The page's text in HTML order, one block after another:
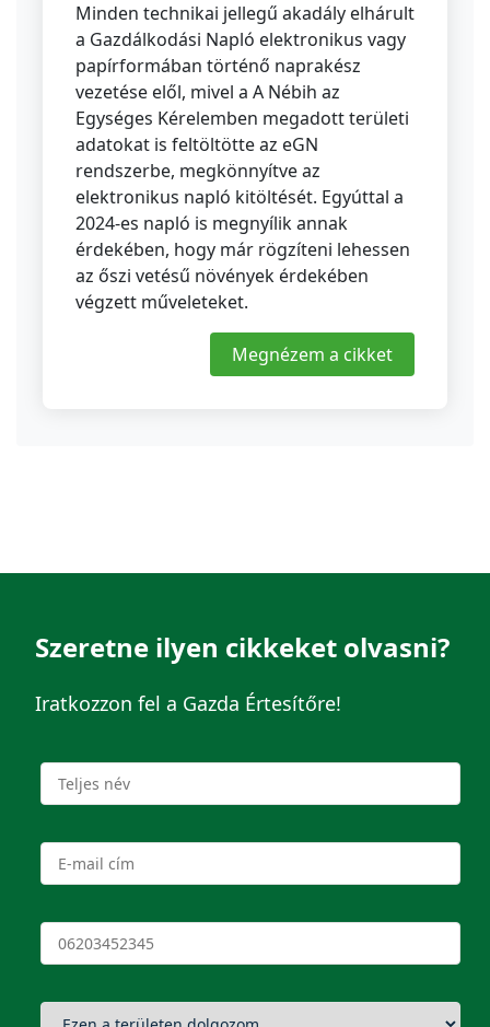
Minden technikai jellegű akadály elhárult
a Gazdálkodási Napló elektronikus vagy
papírformában történő naprakész
vezetése elől, mivel a A Nébih az
Egységes Kérelemben megadott területi
adatokat is feltöltötte az eGN
rendszerbe, megkönnyítve az
elektronikus napló kitöltését. Egyúttal a
2024-es napló is megnyílik annak
érdekében, hogy már rögzíteni lehessen
az őszi vetésű növények érdekében
végzett műveleteket.
Megnézem a cikket
Szeretne ilyen cikkeket olvasni?
Iratkozzon fel a Gazda Értesítőre!